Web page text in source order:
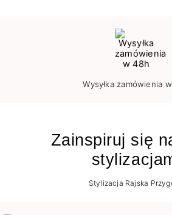
Wysyłka zamówienia
Zainspiruj się
Stylizacja Rajska